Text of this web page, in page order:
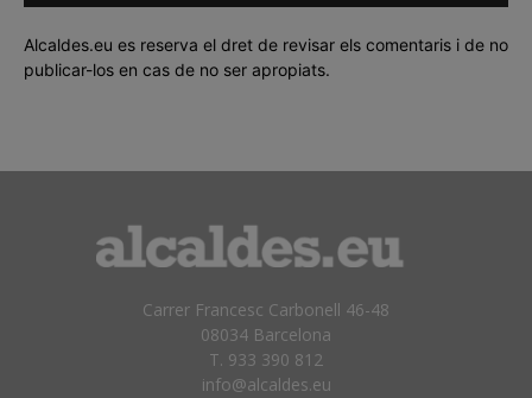
Alcaldes.eu es reserva el dret de revisar els comentaris i de no
publicar-los en cas de no ser apropiats.
Carrer Francesc Carbonell 46-48
08034 Barcelona
T. 933 390 812
info@alcaldes.eu